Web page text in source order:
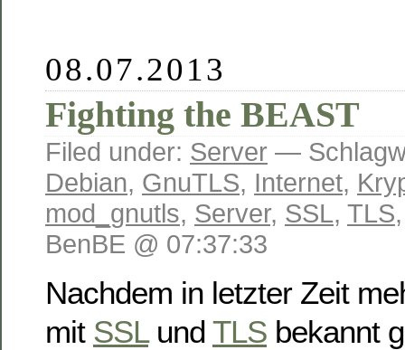
08.07.2013
Fighting the BEAST
Filed under: Server —
Debian, GnuTLS, Internet,
mod_gnutls, Server, SSL, TLS
BenBE @ 07:37:33
Nachdem in letzter Zeit
mit SSLund TLS bekannt